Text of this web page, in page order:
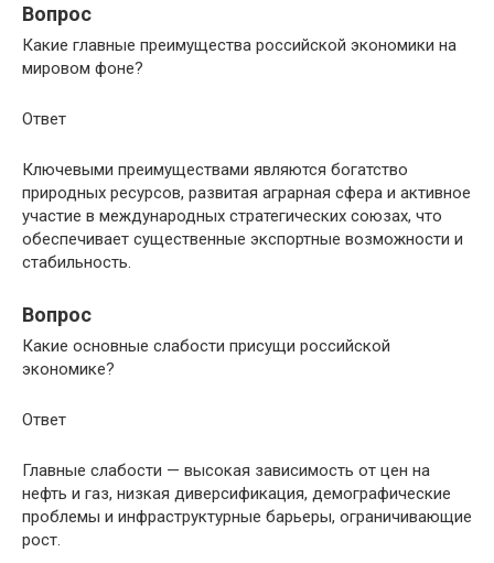
Вопрос
Какие главные преимущества российской экономики на
мировом фоне?
Ответ
Ключевыми преимуществами являются богатство
природных ресурсов, развитая аграрная сфера и активное
участие в международных стратегических союзах, что
обеспечивает существенные экспортные возможности и
стабильность.
Вопрос
Какие основные слабости присущи российской
экономике?
Ответ
Главные слабости — высокая зависимость от цен на
нефть и газ, низкая диверсификация, демографические
проблемы и инфраструктурные барьеры, ограничивающие
рост.